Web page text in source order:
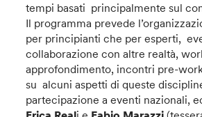
tempi basati principalmente sul
Il programma prevede
per principianti che per esperti,
collaborazione con altre realtà,
approfondimento, incontri pre-
su alcuni aspetti di queste
partecipazione a eventi nazionali,